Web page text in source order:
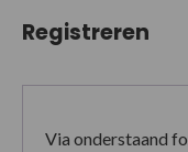
Registreren
Via onderstaand